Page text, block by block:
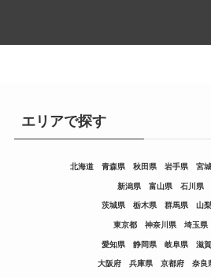
エリアで探す
北海道 青森県 秋田県 岩手県 宮
新潟県 富山県 石川県
茨城県 栃木県 群馬県 山
東京都 神奈川県 埼玉県
愛知県 静岡県 岐阜県 滋
大阪府 兵庫県 京都府 奈良